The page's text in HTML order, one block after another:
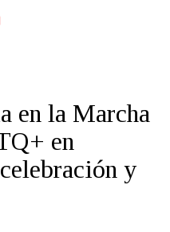
en la Marcha
en
y